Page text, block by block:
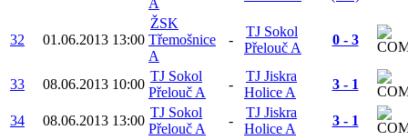
A
32 01.06.2013 13:00
ŽSK
Třemošnice
A
-
TJ Sokol
Přelouč A
0 - 3
33 08.06.2013 10:00
TJ Sokol
Přelouč A
-
TJ Jiskra
Holice A
3 - 1
34 08.06.2013 13:00
TJ Sokol
Přelouč A
-
TJ Jiskra
Holice A
3 - 1